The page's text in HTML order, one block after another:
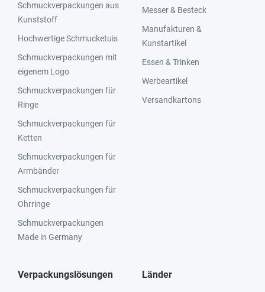
Schmuckverpackungen aus
Kunststoff
Hochwertige Schmucketuis
Schmuckverpackungen mit
eigenem Logo
Schmuckverpackungen für
Ringe
Schmuckverpackungen für
Ketten
Schmuckverpackungen für
Armbänder
Schmuckverpackungen für
Ohrringe
Schmuckverpackungen
Made in Germany
Messer & Besteck
Manufakturen &
Kunstartikel
Essen & Trinken
Werbeartikel
Versandkartons
Verpackungslösungen Länder